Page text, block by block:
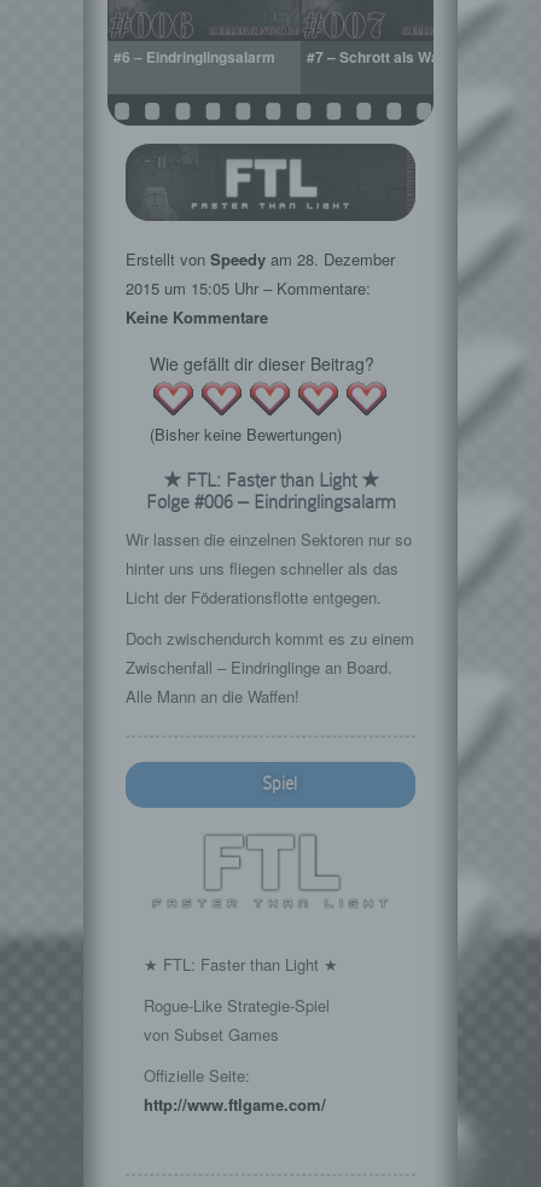
#6 – Eindringlingsalarm #7 – Schrott als Waffe?
Erstellt von Speedy am 28. Dezember
2015 um 15:05 Uhr – Kommentare:
Keine Kommentare
Wie gefällt dir dieser Beitrag?
(Bisher keine Bewertungen)
★ FTL: Faster than Light ★
Folge #006 – Eindringlingsalarm
Wir lassen die einzelnen Sektoren nur so
hinter uns uns fliegen schneller als das
Licht der Föderationsflotte entgegen.
Doch zwischendurch kommt es zu einem
Zwischenfall – Eindringlinge an Board.
Alle Mann an die Waffen!
Spiel
★ FTL: Faster than Light ★
Rogue-Like Strategie-Spiel
von Subset Games
Offizielle Seite:
http://www.ftlgame.com/